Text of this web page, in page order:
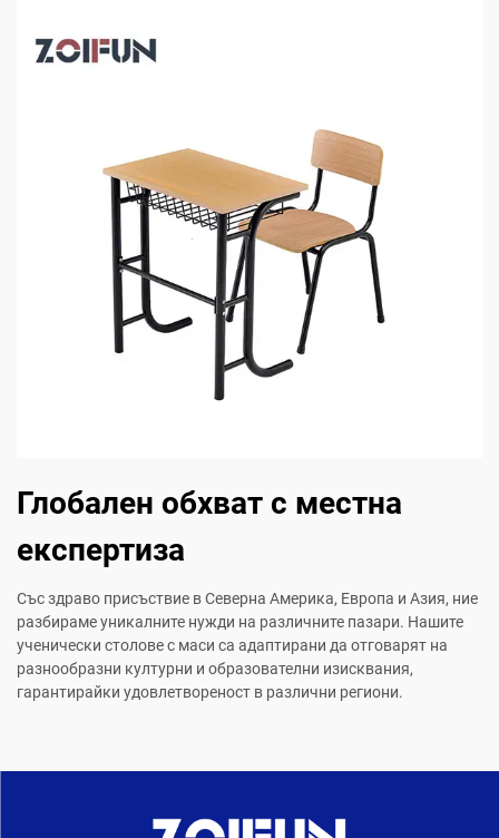
Глобален обхват с местна
експертиза
Със здраво присъствие в Северна Америка, Европа и Азия, ние
разбираме уникалните нужди на различните пазари. Нашите
ученически столове с маси са адаптирани да отговарят на
разнообразни културни и образователни изисквания,
гарантирайки удовлетвореност в различни региони.